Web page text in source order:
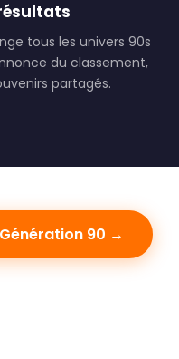
tous les univers 90s
du classement,
partagés.
90 →